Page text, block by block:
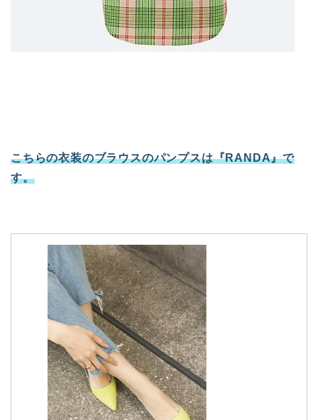
こちらの衣装のブラウスのパンプスは『RANDA』で
す。